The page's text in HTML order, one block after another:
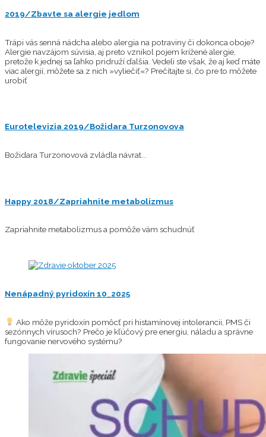
2019/Zbavte sa alergie jedlom
Trápi vás senná nádcha alebo alergia na potraviny či dokonca oboje?
Alergie navzájom súvisia, aj preto vznikol pojem krížené alergie,
pretože k jednej sa ľahko pridruží ďalšia. Vedeli ste však, že aj keď máte
viac alergií, môžete sa z nich »vyliečiť«? Prečítajte si, čo pre to môžete
urobiť
Eurotelevizia 2019/Božidara Turzonovova
Božidara Turzonovová zvládla návrat...
Happy 2018/Zapriahnite metabolizmus
Zapriahnite metabolizmus a pomôže vám schudnúť
Nenápadný pyridoxín 10_2025
Ako môže pyridoxín pomôcť pri histamínovej intolerancii, PMS či
sezónnych vírusoch? Prečo je kľúčový pre energiu, náladu a správne
fungovanie nervového systému?